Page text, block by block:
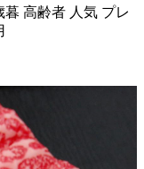
高齢者 人気 プレ